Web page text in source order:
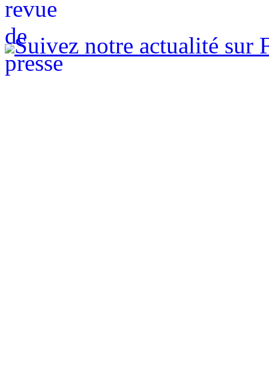
Suivez notre actualité sur